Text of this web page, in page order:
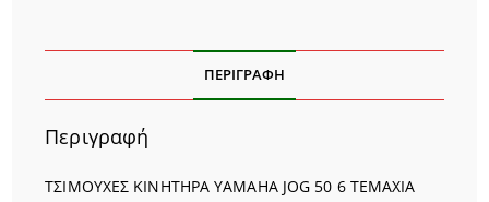
ΠΕΡΙΓΡΑΦΉ
Περιγραφή
ΤΣΙΜΟΥΧΕΣ ΚΙΝΗΤΗΡΑ YAMAHA JOG 50 6 TEMAXIA